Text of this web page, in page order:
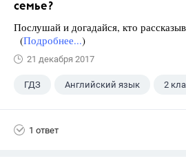
семье?
Послушай и догадайся, кто
(Подробнее...)
21 декабря 2017
ГДЗ Английский язык 2
1 ответ